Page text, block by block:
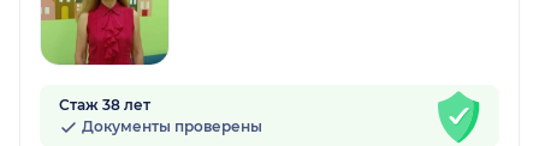
Стаж 38 лет
Документы проверены